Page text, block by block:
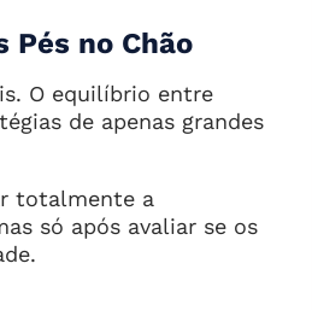
Pés no Chão
O equilíbrio entre
de apenas grandes
totalmente a
só após avaliar se os